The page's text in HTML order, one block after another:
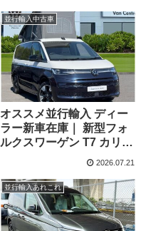
並行輸入中古車
オススメ並行輸入 ディー
ラー新車在庫｜ 新型フォ
ルクスワーゲン T7 カリフ
ォルニア オーシャン
ドル
2026.07.21
並行輸入あれこれ